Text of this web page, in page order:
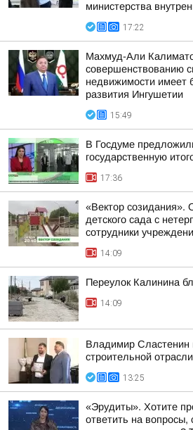
министерства
17:22
Махмуд-Али
совершенствованию
недвижимости имеет
развития Ингушетии
15:49
В Госдуме
государственную
17:36
«Вектор созидания».
детского сада с
сотрудники
14:09
Переулок Калинина
14:09
Владимир Сластенин
строительной
13:25
«Эрудиты». Хотите
ответить на вопросы,